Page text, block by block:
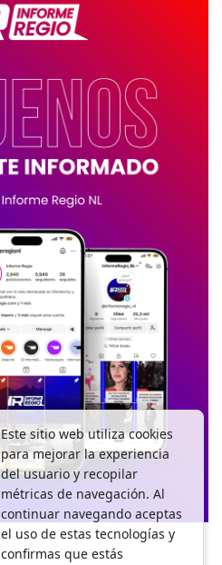
Este sitio web utiliza cookies
para mejorar la experiencia
del usuario y recopilar
métricas de navegación. Al
continuar navegando aceptas
el uso de estas tecnologías y
confirmas que estás